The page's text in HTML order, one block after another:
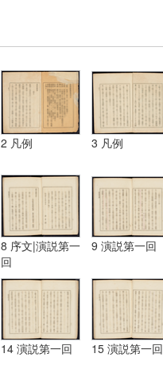
2 凡例 3 凡例
8 序文|演説第一
回
9 演説第一回
14 演説第一回 15 演説第一回